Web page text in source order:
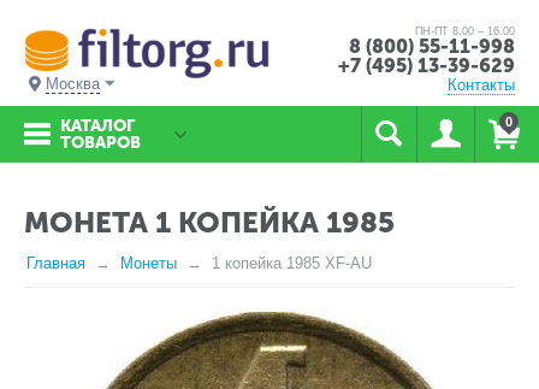
Москва
ПН-ПТ 8.00 – 16.00
8 (800) 55-11-998
+7 (495) 13-39-629
Контакты
0
КАТАЛОГ
ТОВАРОВ
МОНЕТА 1 КОПЕЙКА 1985
Главная Монеты 1 копейка 1985 XF-AU